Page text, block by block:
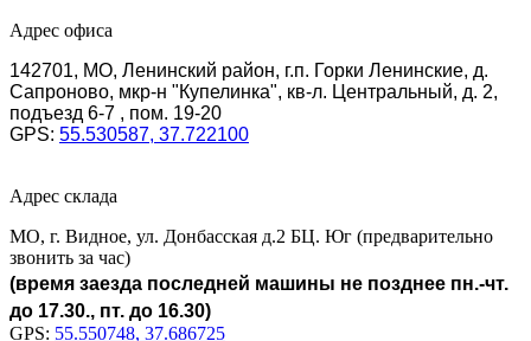
Адрес офиса
142701, МО, Ленинский район, г.п. Горки Ленинские, д.
Сапроново, мкр-н "Купелинка", кв-л. Центральный, д. 2,
подъезд 6-7 , пом. 19-20
GPS: 55.530587, 37.722100
Адрес склада
МО, г. Видное, ул. Донбасская д.2 БЦ. Юг (предварительно
звонить за час)
(время заезда последней машины не позднее пн.-чт.
до 17.30., пт. до 16.30)
GPS: 55.550748, 37.686725